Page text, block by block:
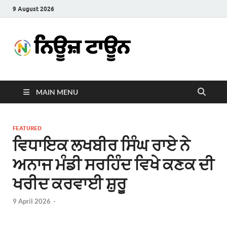
9 August 2026
Town
MAIN MENU
FEATURED
ਵਿਧਾਇਕ ਲਖਬੀਰ ਸਿੰਘ ਰਾਏ ਨੇ
ਅਨਾਜ ਮੰਡੀ ਸਰਹਿੰਦ ਵਿਖੇ ਕਣਕ ਦੀ
ਖਰੀਦ ਕਰਵਾਈ ਸ਼ੁਰੂ
9 April 2026 -